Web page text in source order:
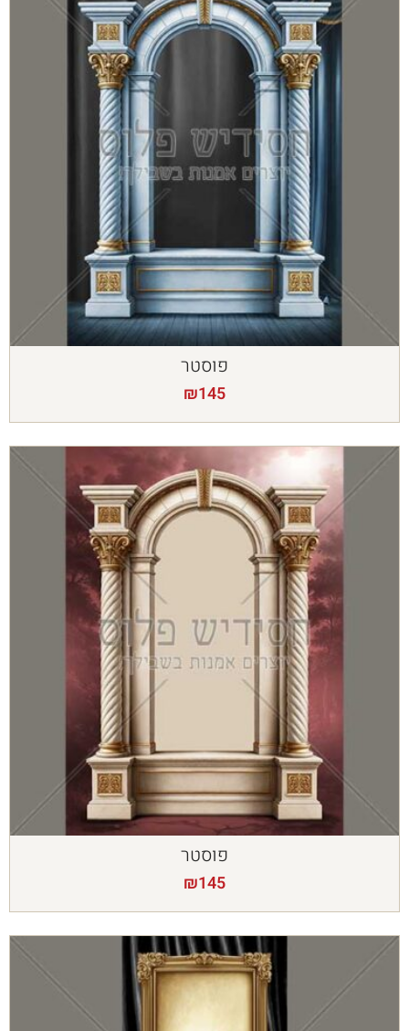
פוסטר
₪145
פוסטר
₪145